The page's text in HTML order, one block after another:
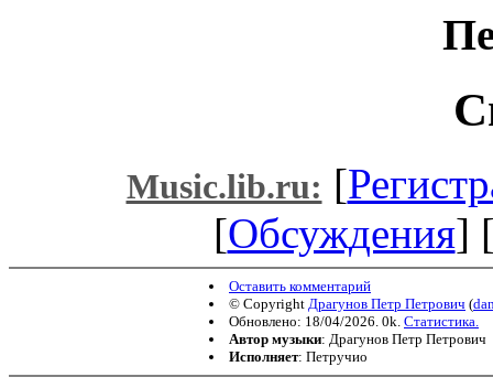
Music.lib.ru: [
[Обсуждения]
Оставить комментарий
© Copyright Драгунов Петр Петрович (
Обновлено: 18/04/2026. 0k. Статистика.
Автор музыки: Драгунов Петр Петрович
Исполняет: Петручио